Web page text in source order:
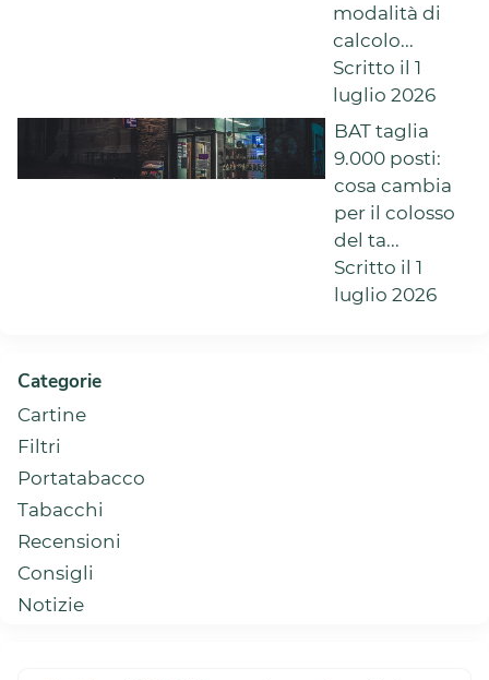
modalità di
calcolo...
Scritto il 1
luglio 2026
BAT taglia
9.000 posti:
cosa cambia
per il colosso
del ta...
Scritto il 1
luglio 2026
Categorie
Cartine
Filtri
Portatabacco
Tabacchi
Recensioni
Consigli
Notizie